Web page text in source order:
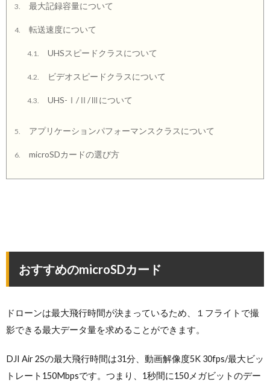
3. 最大記録容量について
4. 転送速度について
4.1. UHSスピードクラスについて
4.2. ビデオスピードクラスについて
4.3. UHS-Ⅰ/Ⅱ/Ⅲについて
5. アプリケーションパフォーマンスクラスについて
6. microSDカードの選び方
おすすめのmicroSDカード
ドローンは最大飛行時間が決まっているため、１フライトで撮
影できる最大データ量を求めることができます。
DJI Air 2Sの最大飛行時間は31分、動画解像度5K 30fps/最大ビッ
トレート150Mbpsです。つまり、1秒間に150メガビットのデー